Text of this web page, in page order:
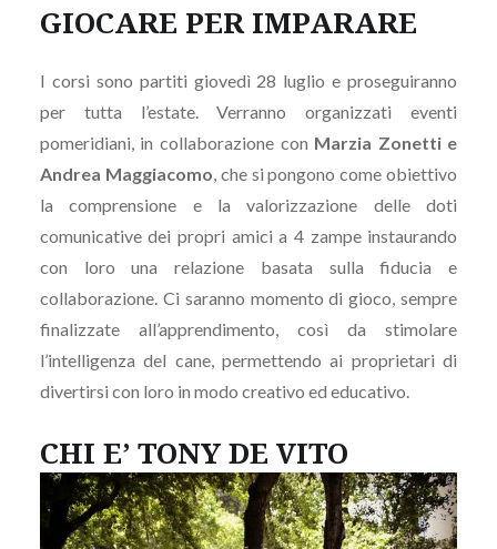
GIOCARE PER IMPARARE
I corsi sono partiti giovedì 28 luglio e proseguiranno
per tutta l’estate. Verranno organizzati eventi
pomeridiani, in collaborazione con Marzia Zonetti e
Andrea Maggiacomo, che si pongono come obiettivo
la comprensione e la valorizzazione delle doti
comunicative dei propri amici a 4 zampe instaurando
con loro una relazione basata sulla fiducia e
collaborazione. Ci saranno momento di gioco, sempre
finalizzate all’apprendimento, così da stimolare
l’intelligenza del cane, permettendo ai proprietari di
divertirsi con loro in modo creativo ed educativo.
CHI E’ TONY DE VITO